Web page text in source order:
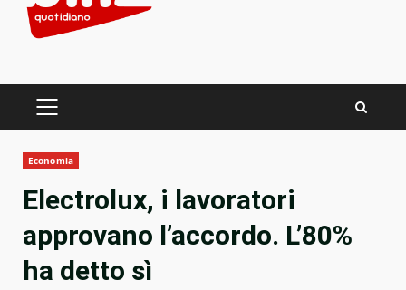
PRIMARY
Economia
Electrolux, i lavoratori
approvano l’accordo. L’80%
ha detto sì